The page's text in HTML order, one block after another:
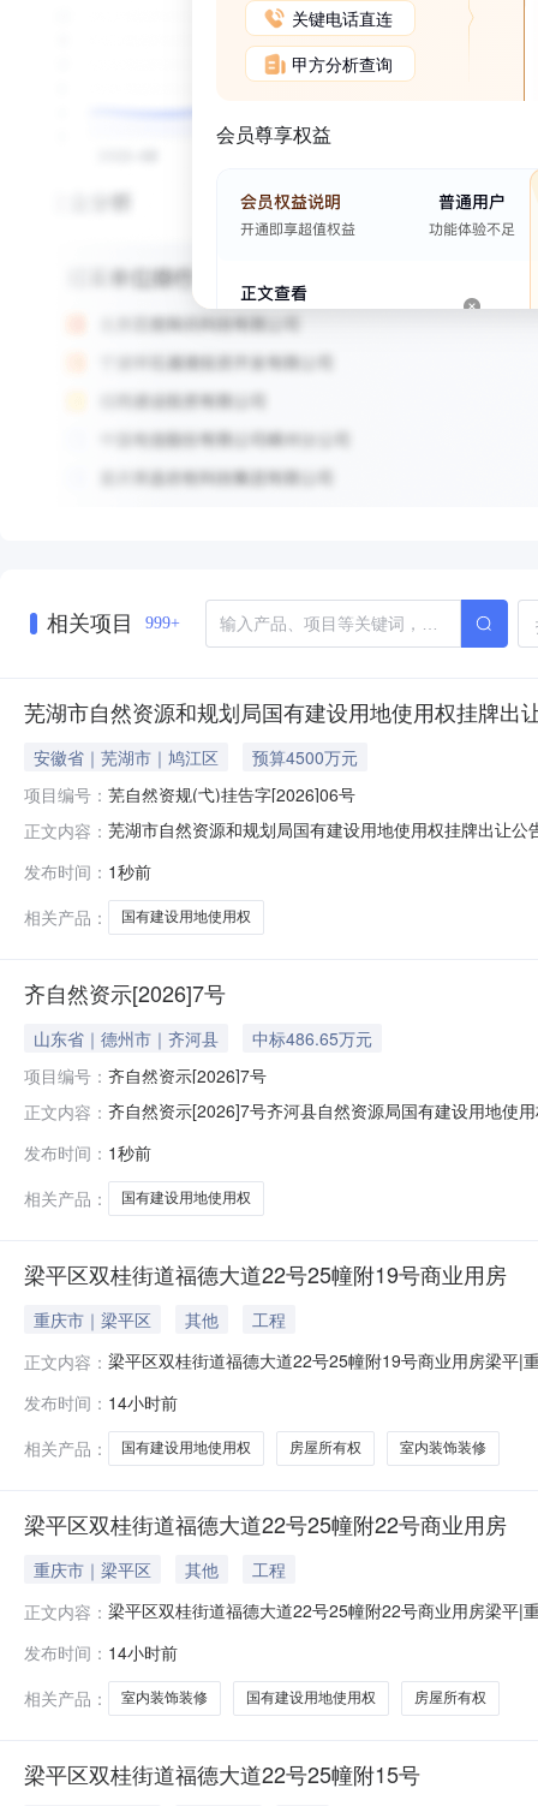
关键电话直连
甲方分析查询
会员尊享权益
相关项目 999+
芜湖市自然资源和规划局国有建设用地使用权挂牌出
安徽省｜芜湖市｜鸠江区
预算4500万元
项目编号： 芜自然资规(弋)挂告字[2026]06号
正文内容： 芜湖市自然资源和规划局国有建设用地使用权挂牌出让
使用权,面积70618.57平方米，土地用途为工业用地，土
发布时间： 1秒前
相关产品：
国有建设用地使用权
齐自然资示[2026]7号
山东省｜德州市｜齐河县
中标486.65万元
项目编号： 齐自然资示[2026]7号
正文内容： 齐自然资示[2026]7号齐河县自然资源局国有建设用地使
现将有关情况公示如下：一、地块基本情况:地块编号地
一路以北、兰苑
发布时间： 1秒前
相关产品：
国有建设用地使用权
梁平区双桂街道福德大道22号25幢附19号商业用房
重庆市｜梁平区 其他
工程
正文内容： 梁平区双桂街道福德大道22号25幢附19号商业用房梁平|
街道福德大道22号25幢附19号商业用房据评估报告显示
内清
发布时间： 14小时前
相关产品：
国有建设用地使用权 房屋所有权 室内装饰装修
梁平区双桂街道福德大道22号25幢附22号商业用房
重庆市｜梁平区 其他
工程
正文内容： 梁平区双桂街道福德大道22号25幢附22号商业用房梁平|
街道福德大道22号25幢附22号商业用房据评估报告显示
内清
发布时间： 14小时前
相关产品：
室内装饰装修 国有建设用地使用权 房屋所有权
梁平区双桂街道福德大道22号25幢附15号